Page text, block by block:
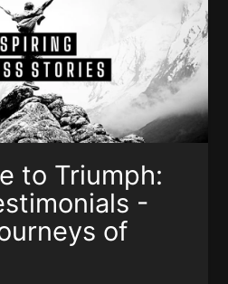
to Triumph:
-
of
Success